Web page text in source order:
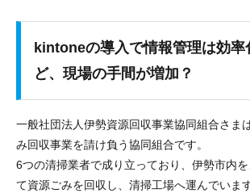
kintoneの導入で情報管理は効率
ど、現場の手間が増加？
一般社団法人伊勢資源回収事業協同組合さま
み回収事業を請け負う協同組合です。
6つの清掃業者で成り立っており、伊勢市内
て資源ごみを回収し、清掃工場へ運んでいます